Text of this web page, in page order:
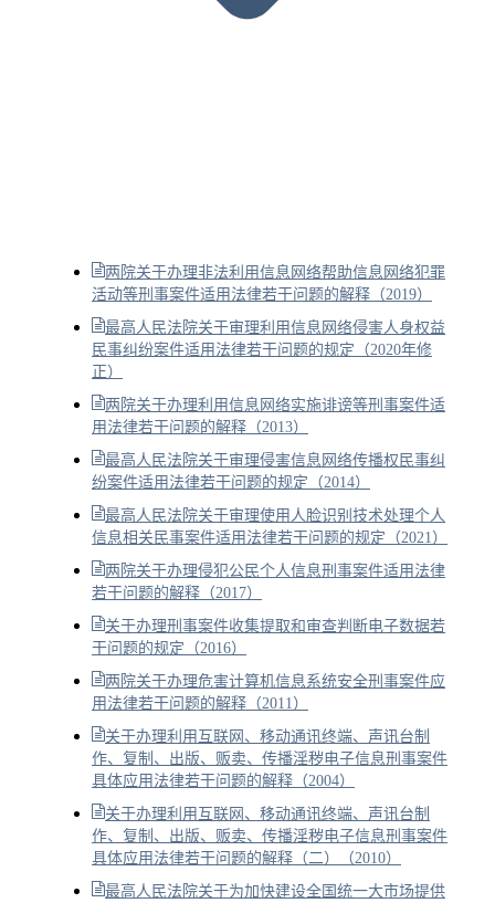
两院关于办理非法利用信息网络帮助信息网络犯罪
活动等刑事案件适用法律若干问题的解释（2019）
最高人民法院关于审理利用信息网络侵害人身权益
民事纠纷案件适用法律若干问题的规定（2020年修
正）
两院关于办理利用信息网络实施诽谤等刑事案件适
用法律若干问题的解释（2013）
最高人民法院关于审理侵害信息网络传播权民事纠
纷案件适用法律若干问题的规定（2014）
最高人民法院关于审理使用人脸识别技术处理个人
信息相关民事案件适用法律若干问题的规定（2021）
两院关于办理侵犯公民个人信息刑事案件适用法律
若干问题的解释（2017）
关于办理刑事案件收集提取和审查判断电子数据若
干问题的规定（2016）
两院关于办理危害计算机信息系统安全刑事案件应
用法律若干问题的解释（2011）
关于办理利用互联网、移动通讯终端、声讯台制
作、复制、出版、贩卖、传播淫秽电子信息刑事案件
具体应用法律若干问题的解释（2004）
关于办理利用互联网、移动通讯终端、声讯台制
作、复制、出版、贩卖、传播淫秽电子信息刑事案件
具体应用法律若干问题的解释（二）（2010）
最高人民法院关于为加快建设全国统一大市场提供